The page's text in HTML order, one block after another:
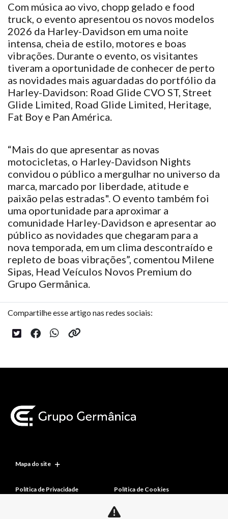
Com música ao vivo, chopp gelado e food
truck, o evento apresentou os novos modelos
2026 da Harley-Davidson em uma noite
intensa, cheia de estilo, motores e boas
vibrações. Durante o evento, os visitantes
tiveram a oportunidade de conhecer de perto
as novidades mais aguardadas do portfólio da
Harley-Davidson: Road Glide CVO ST, Street
Glide Limited, Road Glide Limited, Heritage,
Fat Boy e Pan América.
“Mais do que apresentar as novas
motocicletas, o Harley-Davidson Nights
convidou o público a mergulhar no universo da
marca, marcado por liberdade, atitude e
paixão pelas estradas". O evento também foi
uma oportunidade para aproximar a
comunidade Harley-Davidson e apresentar ao
público as novidades que chegaram para a
nova temporada, em um clima descontraído e
repleto de boas vibrações”, comentou Milene
Sipas, Head Veículos Novos Premium do
Grupo Germânica.
Compartilhe esse artigo nas redes sociais:
Mapa do site
Política de Privacidade Política de Cookies